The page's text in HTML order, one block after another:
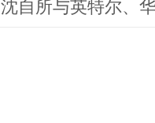
沈自所与英特尔、